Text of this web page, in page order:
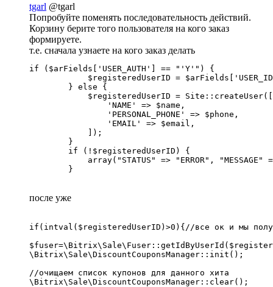
tgarl @tgarl
Попробуйте поменять последовательность действий.
Корзину берите того пользователя на кого заказ
формируете.
т.е. сначала узнаете на кого заказ делать
if ($arFields['USER_AUTH'] == "'Y'") {
$registeredUserID =
        } else {
            $registeredUserID = Site::createUser([
                'NAME' => $name,
                'PERSONAL_PHONE' => $phone,
                'EMAIL' => $email,
            ]);
        }
        if (!$registeredUserID) {
array("STATUS" => "ERROR", "MESSAGE"
        }
после уже
if(intval($registeredUserID)>0){//все ок и мы
\Bitrix\Sale\DiscountCouponsManager::init();
//очищаем список купонов для данного хита
\Bitrix\Sale\DiscountCouponsManager::clear();